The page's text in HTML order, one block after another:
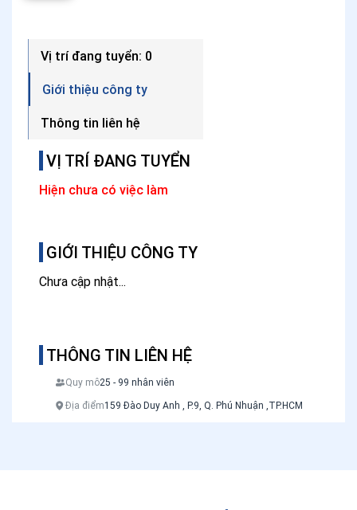
VỊ TRÍ ĐANG TUYỂN
Hiện chưa có việc làm
GIỚI THIỆU CÔNG TY
Chưa cập nhật...
THÔNG TIN LIÊN HỆ
Quy mô25 - 99 nhân viên
Địa điểm159 Đào Duy Anh , P.9, Q. Phú Nhuận ,TP.HCM
Vị trí đang tuyển: 0
Giới thiệu công ty
Thông tin liên hệ